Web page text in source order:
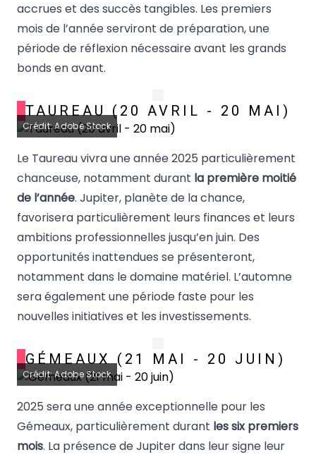
accrues et des succès tangibles. Les premiers
mois de l’année serviront de préparation, une
période de réflexion nécessaire avant les grands
bonds en avant.
TAUREAU (20 AVRIL - 20 MAI)
Crédit: Adobe Stock
Le Taureau vivra une année 2025 particulièrement
chanceuse, notamment durant la première moitié
de l’année. Jupiter, planète de la chance,
favorisera particulièrement leurs finances et leurs
ambitions professionnelles jusqu’en juin. Des
opportunités inattendues se présenteront,
notamment dans le domaine matériel. L’automne
sera également une période faste pour les
nouvelles initiatives et les investissements.
GÉMEAUX (21 MAI - 20 JUIN)
Crédit: Adobe Stock
2025 sera une année exceptionnelle pour les
Gémeaux, particulièrement durant les six premiers
mois. La présence de Jupiter dans leur signe leur